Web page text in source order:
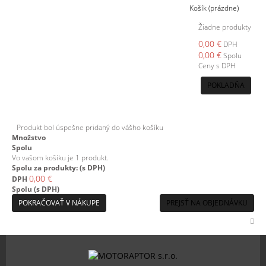
Košík(prázdne)
Žiadne produkty
0,00 € DPH
0,00 €Spolu
Ceny s DPH
POKLADŇA
Produkt bol úspešne pridaný do vášho košíku
Množstvo
Spolu
Vo vašom košíku je 1 produkt.
Spolu za produkty: (s DPH)
DPH 0,00 €
Spolu (s DPH)
POKRAČOVAŤ V NÁKUPE
PREJSŤ NA OBJEDNÁVKU